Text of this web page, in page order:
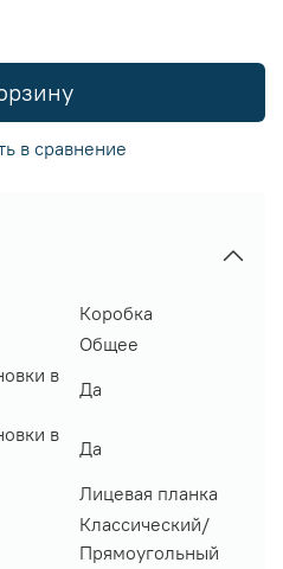
в сравнение
Коробка
Общее
в
Да
в
Да
Лицевая планка
Классический/
Прямоугольный